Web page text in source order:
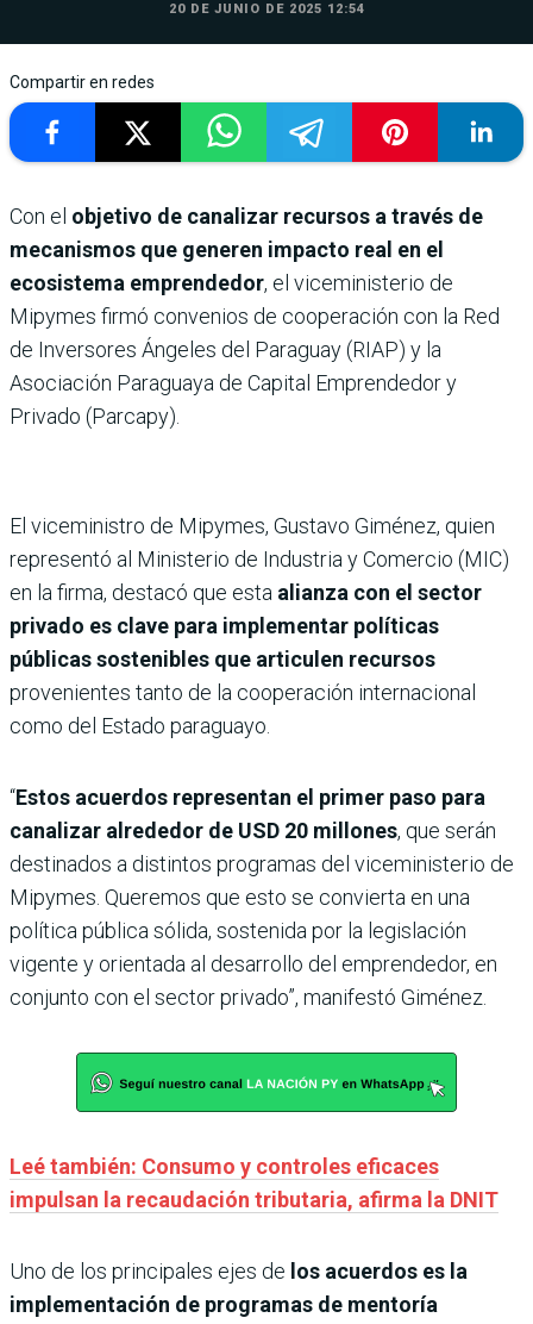
20 DE JUNIO DE 2025 12:54
Compartir en redes
Con el objetivo de canalizar recursos a través de
mecanismos que generen impacto real en el
ecosistema emprendedor, el viceministerio de
Mipymes firmó convenios de cooperación con la Red
de Inversores Ángeles del Paraguay (RIAP) y la
Asociación Paraguaya de Capital Emprendedor y
Privado (Parcapy).
El viceministro de Mipymes, Gustavo Giménez, quien
representó al Ministerio de Industria y Comercio (MIC)
en la firma, destacó que esta alianza con el sector
privado es clave para implementar políticas
públicas sostenibles que articulen recursos
provenientes tanto de la cooperación internacional
como del Estado paraguayo.
“Estos acuerdos representan el primer paso para
canalizar alrededor de USD 20 millones, que serán
destinados a distintos programas del viceministerio de
Mipymes. Queremos que esto se convierta en una
política pública sólida, sostenida por la legislación
vigente y orientada al desarrollo del emprendedor, en
conjunto con el sector privado”, manifestó Giménez.
Leé también: Consumo y controles eficaces
impulsan la recaudación tributaria, afirma la DNIT
Uno de los principales ejes de los acuerdos es la
implementación de programas de mentoría